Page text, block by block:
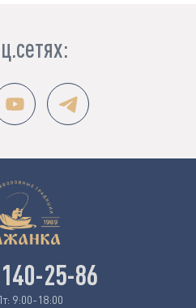
25-86
9:00-18:00